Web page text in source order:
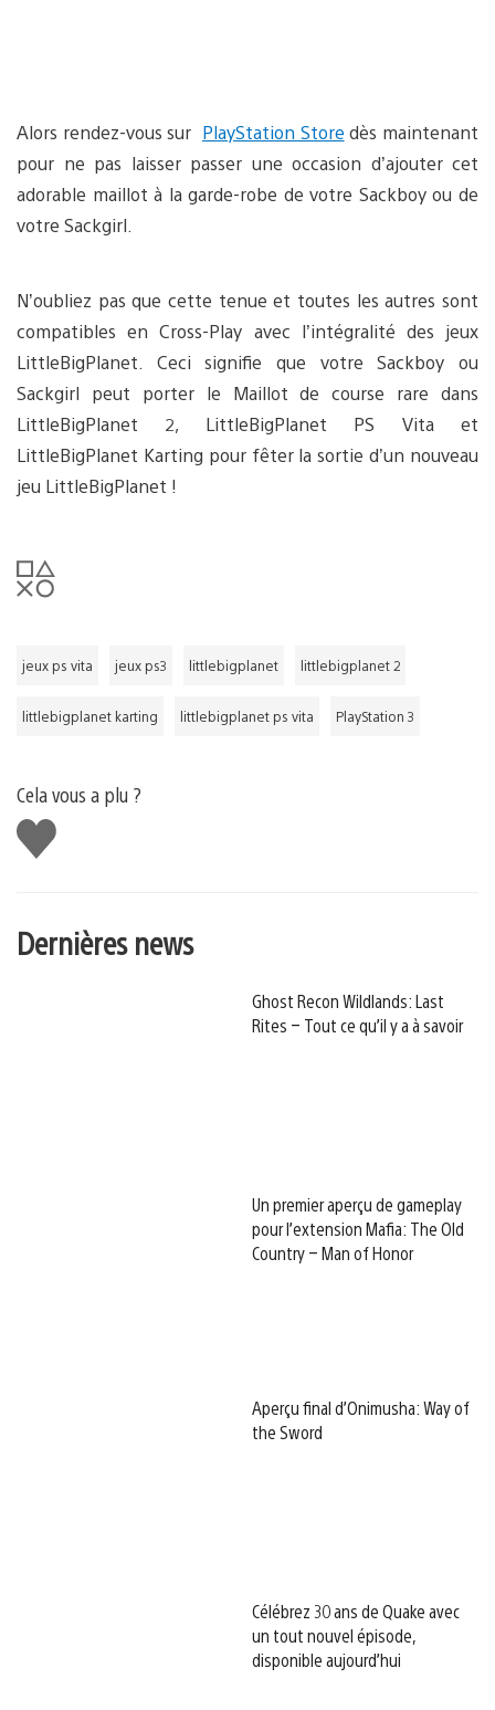
Alors rendez-vous sur PlayStation Store dès maintenant
pour ne pas laisser passer une occasion d’ajouter cet
adorable maillot à la garde-robe de votre Sackboy ou de
votre Sackgirl.
N’oubliez pas que cette tenue et toutes les autres sont
compatibles en Cross-Play avec l’intégralité des jeux
LittleBigPlanet. Ceci signifie que votre Sackboy ou
Sackgirl peut porter le Maillot de course rare dans
LittleBigPlanet 2, LittleBigPlanet PS Vita et
LittleBigPlanet Karting pour fêter la sortie d’un nouveau
jeu LittleBigPlanet !
jeux ps vita jeux ps3 littlebigplanet littlebigplanet 2
littlebigplanet karting littlebigplanet ps vita PlayStation 3
Cela vous a plu ?
J'aime
Dernières news
Ghost Recon Wildlands: Last
Rites – Tout ce qu’il y a à savoir
Un premier aperçu de gameplay
pour l’extension Mafia: The Old
Country – Man of Honor
Aperçu final d’Onimusha: Way of
the Sword
Célébrez 30 ans de Quake avec
un tout nouvel épisode,
disponible aujourd’hui